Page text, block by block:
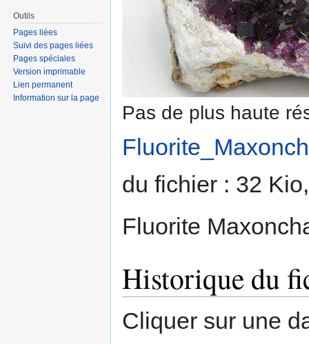
Pas de plus haute
du fichier : 32
Fluorite
Historique du
Cliquer sur une
Outils
Pages liées
Suivi des pages liées
Pages spéciales
Version imprimable
Lien permanent
Information sur la page